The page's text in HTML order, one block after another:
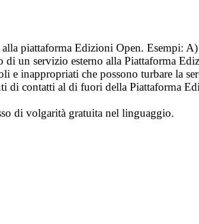
piattaforma Edizioni Open. Esempi:
un servizio esterno alla Piattaforma
e inappropriati che possono turbare la
di contatti al di fuori della Piattaforma
di volgarità gratuita nel linguaggio.